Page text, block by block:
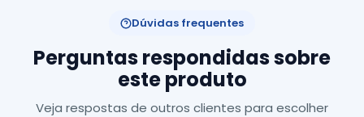
Dúvidas frequentes
Perguntas respondidas sobre
este produto
Veja respostas de outros clientes para escolher